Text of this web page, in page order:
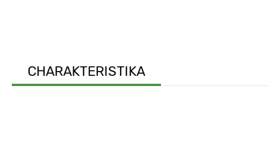
CHARAKTERISTIKA